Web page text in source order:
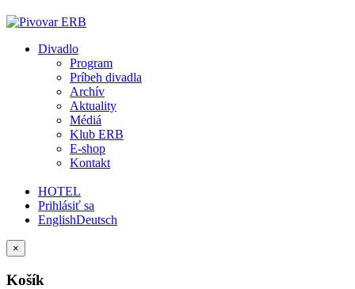
Divadlo
Program
Príbeh divadla
Archív
Aktuality
Médiá
Klub ERB
E-shop
Kontakt
HOTEL
Prihlásiť sa
EnglishDeutsch
×
Košík